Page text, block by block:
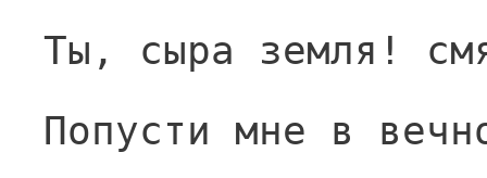
Ты, сыра земля!
Попусти мне в